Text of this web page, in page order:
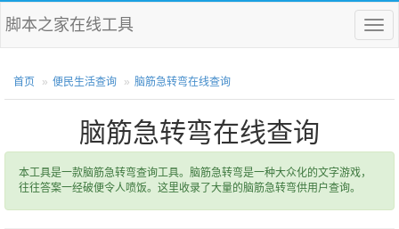
菜
单
脚本之家在线工具
首页 便民生活查询 脑筋急转弯在线查询
脑筋急转弯在线查询
本工具是一款脑筋急转弯查询工具。脑筋急转弯是一种大众化的文字游戏，
往往答案一经破便令人喷饭。这里收录了大量的脑筋急转弯供用户查询。